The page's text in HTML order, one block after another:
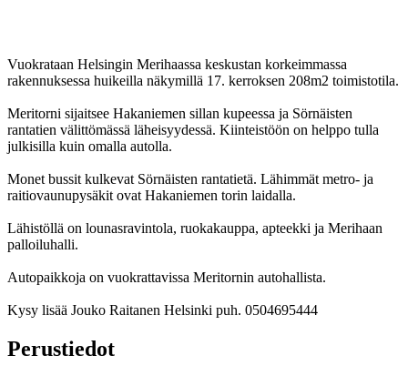
Vuokrataan Helsingin Merihaassa keskustan korkeimmassa
rakennuksessa huikeilla näkymillä 17. kerroksen 208m2 toimistotila.
Meritorni sijaitsee Hakaniemen sillan kupeessa ja Sörnäisten
rantatien välittömässä läheisyydessä. Kiinteistöön on helppo tulla
julkisilla kuin omalla autolla.
Monet bussit kulkevat Sörnäisten rantatietä. Lähimmät metro- ja
raitiovaunupysäkit ovat Hakaniemen torin laidalla.
Lähistöllä on lounasravintola, ruokakauppa, apteekki ja Merihaan
palloiluhalli.
Autopaikkoja on vuokrattavissa Meritornin autohallista.
Kysy lisää Jouko Raitanen Helsinki puh. 0504695444
Perustiedot